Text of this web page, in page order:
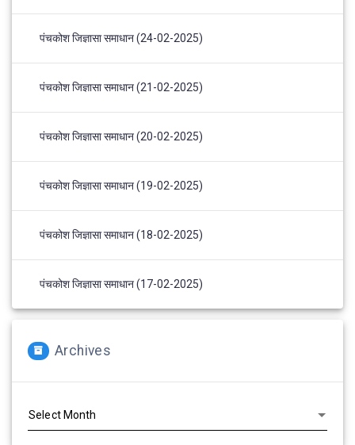
पंचकोश जिज्ञासा समाधान (24-02-2025)
पंचकोश जिज्ञासा समाधान (21-02-2025)
पंचकोश जिज्ञासा समाधान (20-02-2025)
पंचकोश जिज्ञासा समाधान (19-02-2025)
पंचकोश जिज्ञासा समाधान (18-02-2025)
पंचकोश जिज्ञासा समाधान (17-02-2025)
Archives